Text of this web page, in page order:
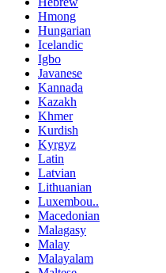
Hmong
Hungarian
Icelandic
Igbo
Javanese
Kannada
Kazakh
Khmer
Kurdish
Kyrgyz
Latin
Latvian
Lithuanian
Luxembou..
Macedonian
Malagasy
Malay
Malayalam